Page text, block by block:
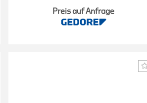
Preis auf Anfrage